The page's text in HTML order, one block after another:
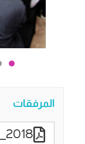
المرفقات
2018_12_14-22_32_1811